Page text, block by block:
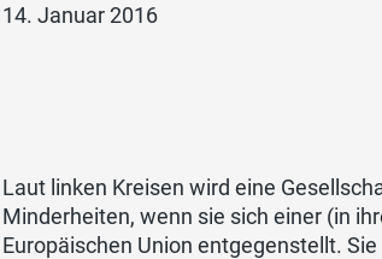
14. Januar 2016
Laut linken Kreisen wird eine
Minderheiten, wenn sie sich einer (in
Europäischen Union entgegenstellt.